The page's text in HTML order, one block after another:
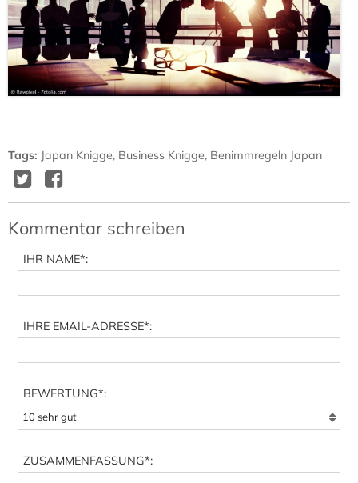
Tags: Japan Knigge, Business Knigge, Benimmregeln Japan
TwitterFacebook
Kommentar schreiben
IHR NAME*:
IHRE EMAIL-ADRESSE*:
BEWERTUNG*:
ZUSAMMENFASSUNG*: